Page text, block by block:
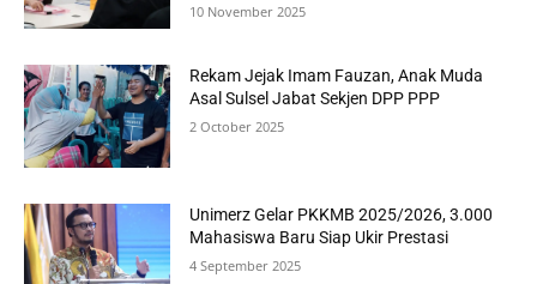
10 November 2025
Rekam Jejak Imam Fauzan, Anak Muda
Asal Sulsel Jabat Sekjen DPP PPP
2 October 2025
Unimerz Gelar PKKMB 2025/2026, 3.000
Mahasiswa Baru Siap Ukir Prestasi
4 September 2025